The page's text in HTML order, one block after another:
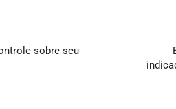
sobre seu